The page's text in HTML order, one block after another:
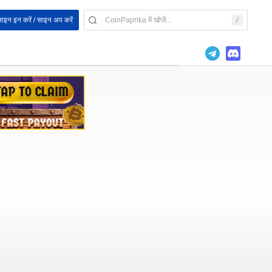
इन करें / साइन अप करें